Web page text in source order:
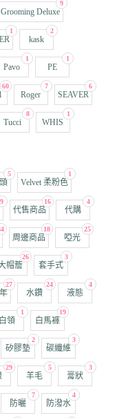
9
Grooming Deluxe
1 2
kask
1
Pavo
1
PE
60 7
Roger
6
SEAVER
8
Tucci
1
WHIS
5 1
Velvet 柔粉色
9 16
代售商品
4
代購
18
周邊商品
25
啞光
26
帽簷
3
套手式
27 24
水鑽
4
液態
1
白領
19
白馬褲
2
矽膠墊
3
碳纖維
29 5
羊毛
3
膏狀
7
防曬
4
防潑水